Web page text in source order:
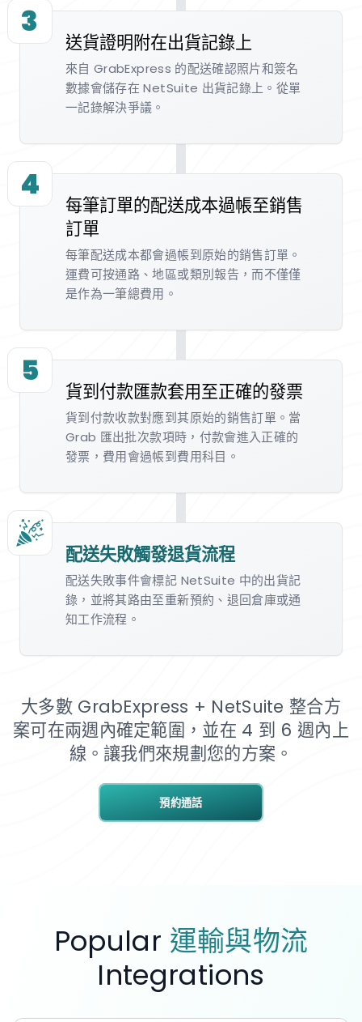
3
送貨證明附在出貨記錄上
來自 GrabExpress 的配送確認照片和簽名
數據會儲存在 NetSuite 出貨記錄上。從單
一記錄解決爭議。
4
每筆訂單的配送成本過帳至銷售
訂單
每筆配送成本都會過帳到原始的銷售訂單。
運費可按通路、地區或類別報告，而不僅僅
是作為一筆總費用。
5
貨到付款匯款套用至正確的發票
貨到付款收款對應到其原始的銷售訂單。當
Grab 匯出批次款項時，付款會進入正確的
發票，費用會過帳到費用科目。
配送失敗觸發退貨流程
配送失敗事件會標記 NetSuite 中的出貨記
錄，並將其路由至重新預約、退回倉庫或通
知工作流程。
預約通話
大多數 GrabExpress + NetSuite 整合方
案可在兩週內確定範圍，並在 4 到 6 週內上
線。讓我們來規劃您的方案。
Popular 運輸與物流
Integrations